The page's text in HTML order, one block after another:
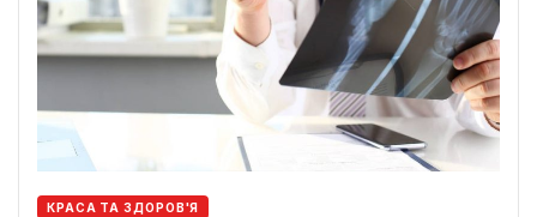
КРАСА ТА ЗДОРОВ'Я